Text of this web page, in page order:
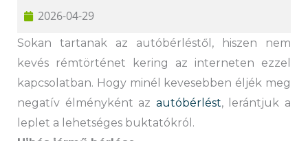
2026-04-29
Sokan tartanak az autóbérléstől, hiszen nem
kevés rémtörténet kering az interneten ezzel
kapcsolatban. Hogy minél kevesebben éljék meg
negatív élményként az autóbérlést, lerántjuk a
leplet a lehetséges buktatókról.